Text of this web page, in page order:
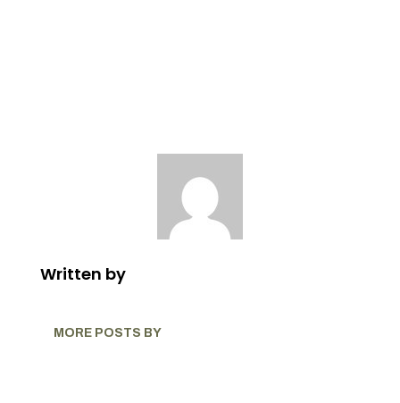
Written by
MORE POSTS BY